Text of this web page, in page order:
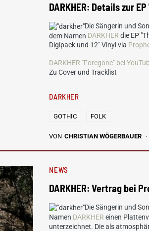
DARKHER: Details zur
Die Sängerin und
dem Namen DARKHER die EP
Digipack und 12" Vinyl via
DARKHER "Foregone" bei
Zu Cover und Tracklist
DARKHER
GOTHIC FOLK
VON CHRISTIAN WÖGERBAUER
NEWS
DARKHER: Vertrag bei
Die Sängerin und
Namen DARKHER einen
unterzeichnet. Die als